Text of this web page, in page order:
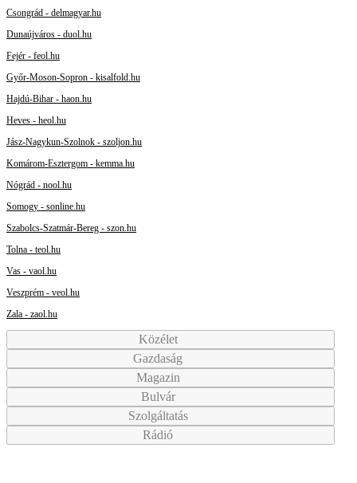
Csongrád - delmagyar.hu
Dunaújváros - duol.hu
Fejér - feol.hu
Győr-Moson-Sopron - kisalfold.hu
Hajdú-Bihar - haon.hu
Heves - heol.hu
Jász-Nagykun-Szolnok - szoljon.hu
Komárom-Esztergom - kemma.hu
Nógrád - nool.hu
Somogy - sonline.hu
Szabolcs-Szatmár-Bereg - szon.hu
Tolna - teol.hu
Vas - vaol.hu
Veszprém - veol.hu
Zala - zaol.hu
Közélet
Gazdaság
Magazin
Bulvár
Szolgáltatás
Rádió